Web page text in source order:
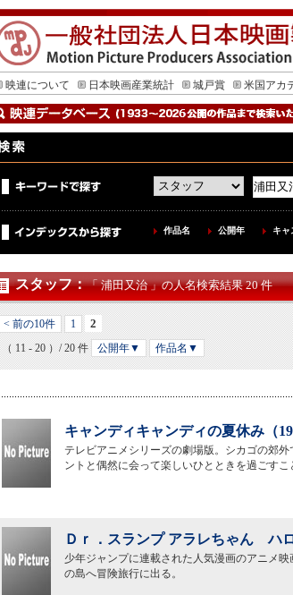
映連について
日本映画産業統計 城戸賞 米国アカ
作品名 公開年 キャ
スタッフ：「 浦田又治 」の人名検索結果 20 件
< 前の10件 1 2
（ 11 - 20 ）/ 20 件 公開年▼ 作品名▼
キャンディキャンディの夏休み（
テレビアニメシリーズの劇場版。シカゴの郊
ントと偶然に会って楽しいひとときを過ごすこ
Ｄｒ．スランプ アラレちゃん ハ
少年ジャンプに連載された人気漫画のアニメ
の島へ冒険旅行に出る。